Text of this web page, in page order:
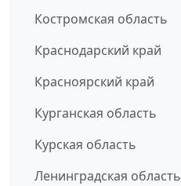
Костромская область
Краснодарский край
Красноярский край
Курганская область
Курская область
Ленинградская область